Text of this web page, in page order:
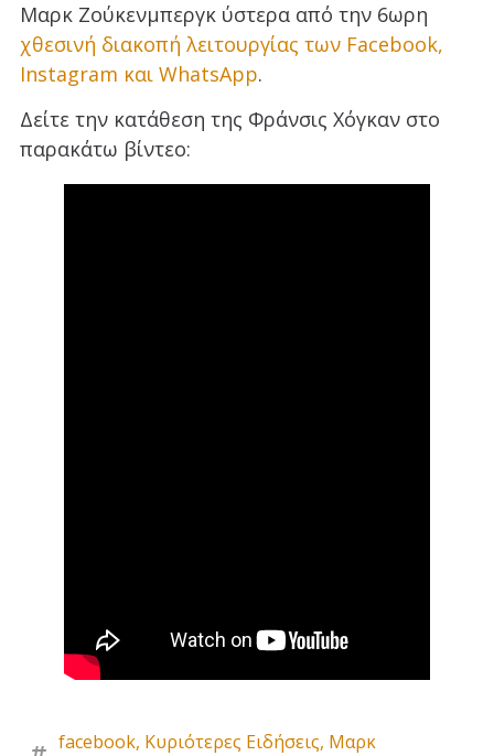
Μαρκ Ζούκενμπεργκ ύστερα από την 6ωρη
χθεσινή διακοπή λειτουργίας των Facebook,
Instagram και WhatsApp.
Δείτε την κατάθεση της Φράνσις Χόγκαν στο
παρακάτω βίντεο:
facebook, Κυριότερες Ειδήσεις, Μαρκ